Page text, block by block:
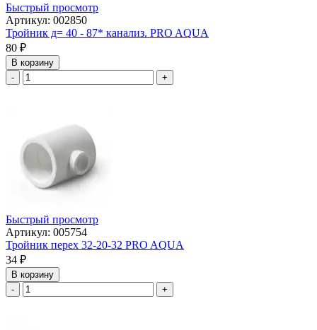
Быстрый просмотр
Артикул: 002850
Тройник д= 40 - 87* канализ. PRO AQUA
80 ₽
В корзину
-
+
Быстрый просмотр
Артикул: 005754
Тройник перех 32-20-32 PRO AQUA
34 ₽
В корзину
-
+